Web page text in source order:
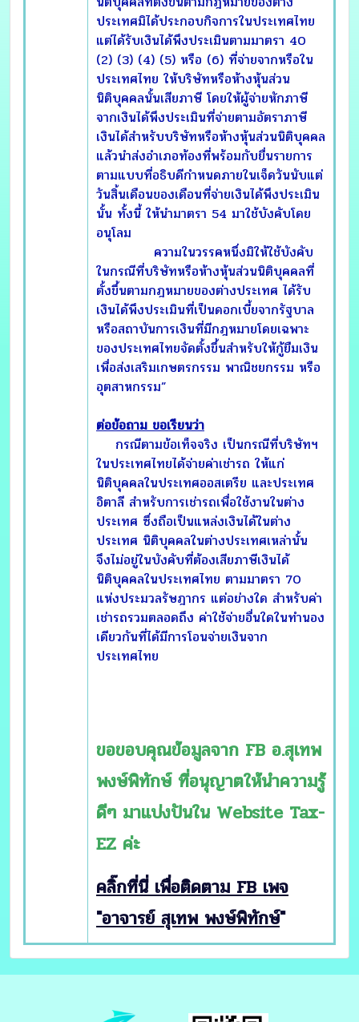
ประเทศมิได้ประกอบกิจการในประเทศไทย
แต่ได้รับเงินได้พึงประเมินตามมาตรา 40
(2) (3) (4) (5) หรือ (6) ที่จ่ายจากหรือใน
ประเทศไทย ให้บริษัทหรือห้างหุ้นส่วน
นิติบุคคลนั้นเสียภาษี โดยให้ผู้จ่ายหักภาษี
จากเงินได้พึงประเมินที่จ่ายตามอัตราภาษี
เงินได้สำหรับบริษัทหรือห้างหุ้นส่วนนิติบุคคล
แล้วนำส่งอำเภอท้องที่พร้อมกับยื่นรายการ
ตามแบบที่อธิบดีกำหนดภายในเจ็ดวันนับแต่
วันสิ้นเดือนของเดือนที่จ่ายเงินได้พึงประเมิน
นั้น ทั้งนี้ ให้นำมาตรา 54 มาใช้บังคับโดย
อนุโลม
ความในวรรคหนึ่งมิให้ใช้บังคับ
ในกรณีที่บริษัทหรือห้างหุ้นส่วนนิติบุคคลที่
ตั้งขึ้นตามกฎหมายของต่างประเทศ ได้รับ
เงินได้พึงประเมินที่เป็นดอกเบี้ยจากรัฐบาล
หรือสถาบันการเงินที่มีกฎหมายโดยเฉพาะ
ของประเทศไทยจัดตั้งขึ้นสำหรับให้กู้ยืมเงิน
เพื่อส่งเสริมเกษตรกรรม พาณิชยกรรม หรือ
อุตสาหกรรม”
ต่อข้อถาม ขอเรียนว่า
กรณีตามข้อเท็จจริง เป็นกรณีที่บริษัทฯ
ในประเทศไทยได้จ่ายค่าเช่ารถ ให้แก่
นิติบุคคลในประเทศออสเตรีย และประเทศ
อิตาลี สำหรับการเช่ารถเพื่อใช้งานในต่าง
ประเทศ ซึ่งถือเป็นแหล่งเงินได้ในต่าง
ประเทศ นิติบุคคลในต่างประเทศเหล่านั้น
จึงไม่อยู่ในบังคับที่ต้องเสียภาษีเงินได้
นิติบุคคลในประเทศไทย ตามมาตรา 70
แห่งประมวลรัษฎากร แต่อย่างใด สำหรับค่า
เช่ารถรวมตลอดถึง ค่าใช้จ่ายอื่นใดในทำนอง
เดียวกันที่ได้มีการโอนจ่ายเงินจาก
ประเทศไทย
ขอขอบคุณข้อมูลจาก FB อ.สุเทพ
พงษ์พิทักษ์ ที่อนุญาตให้นำความรู้
ดีๆ มาเเบ่งปันใน Website Tax-
EZ ค่ะ
คลิ๊กที่นี่ เพื่อติดตาม FB เพจ
"อาจารย์ สุเทพ พงษ์พิทักษ์"